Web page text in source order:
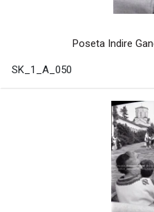
Poseta Indire
SK_1_A_050